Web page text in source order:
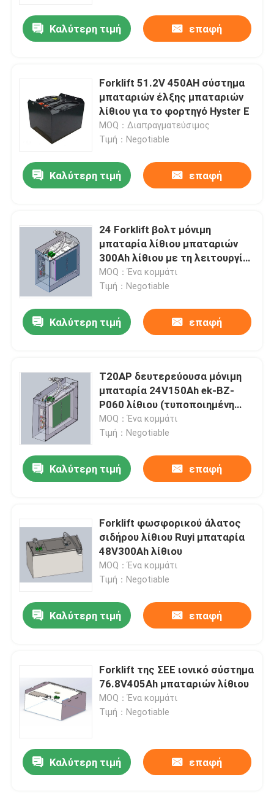
Σχετικά με εμάς
Επαφές
Προϊόντα
Μπαταρία λίθιου γιοτ
Μπαταρία λίθιου ενεργειακής αποθήκευσης
Μπαταρία τρακτέρ λίθιου
Μπαταρία εκσκαφέων
Μπαταρία λίθιου θεριστών χορτοταπήτων
Καλύτερη τιμή επαφή
Forklift 51.2V 450AH σύστημα
μπαταριών έλξης μπαταριών
λίθιου για το φορτηγό Hyster Ε
MOQ：Διαπραγματεύσιμος
Τιμή：Negotiable
Καλύτερη τιμή επαφή
24 Forklift βολτ μόνιμη
μπαταρία λίθιου μπαταριών
300Ah λίθιου με τη λειτουργία
θέρμανσης
MOQ：Ένα κομμάτι
Τιμή：Negotiable
Καλύτερη τιμή επαφή
T20AP δευτερεύουσα μόνιμη
μπαταρία 24V150Ah ek-BZ-
P060 λίθιου (τυποποιημένη
ενότητα με 8 κύτταρα
μπαταριών φωσφορικού
MOQ：Ένα κομμάτι
Τιμή：Negotiable
Καλύτερη τιμή επαφή
Forklift φωσφορικού άλατος
σιδήρου λίθιου Ruyi μπαταρία
48V300Ah λίθιου
MOQ：Ένα κομμάτι
Τιμή：Negotiable
Καλύτερη τιμή επαφή
Forklift της ΣΕΕ ιονικό σύστημα
76.8V405Ah μπαταριών λίθιου
MOQ：Ένα κομμάτι
Τιμή：Negotiable
Καλύτερη τιμή επαφή